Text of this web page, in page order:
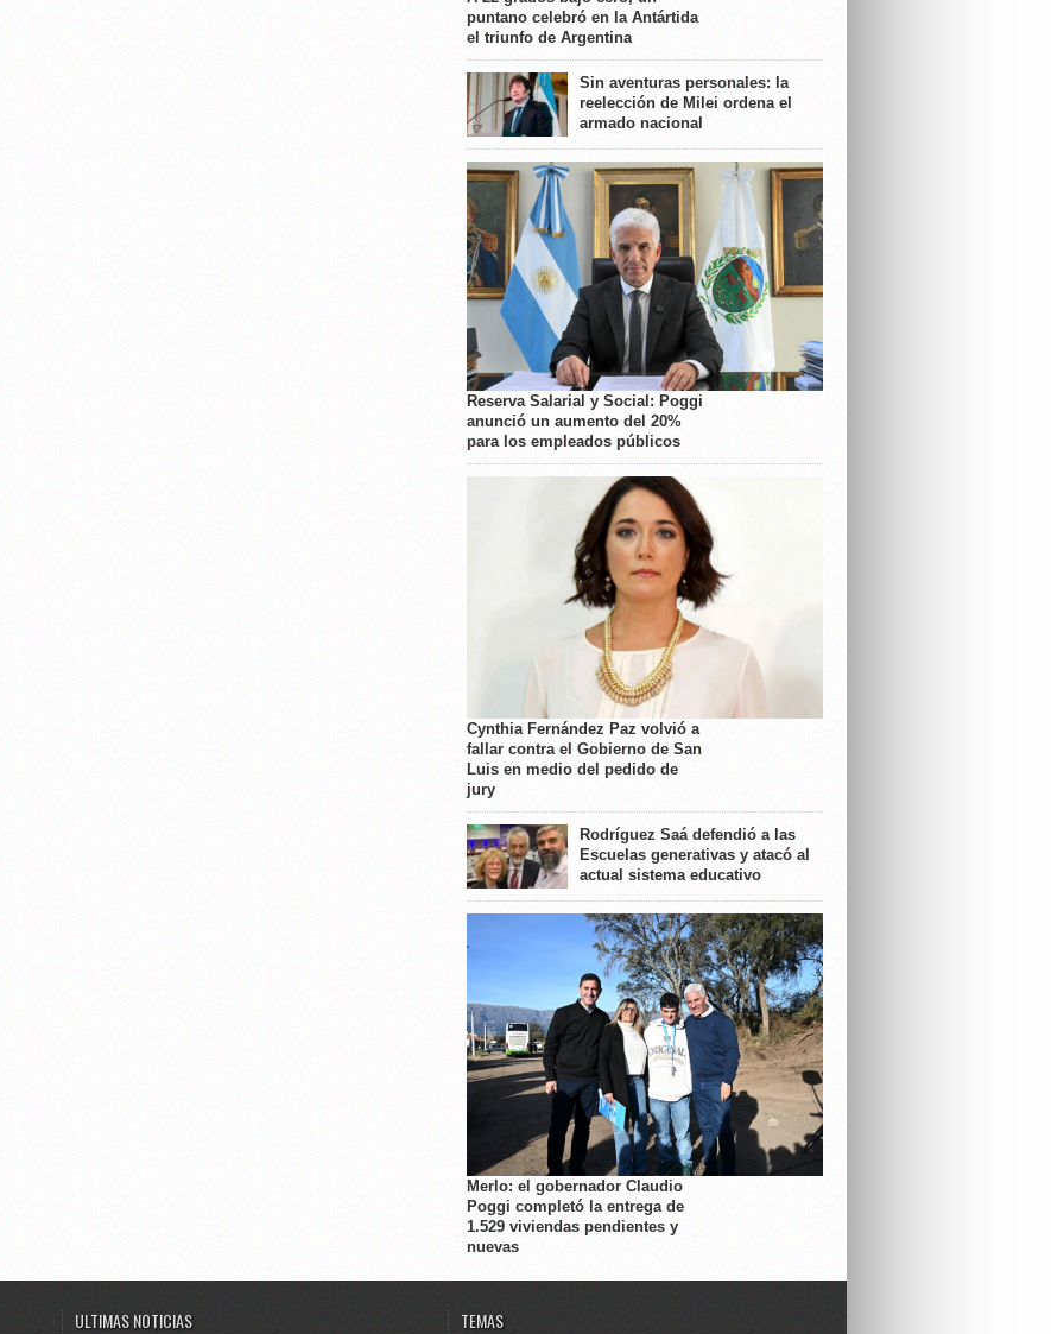
puntano celebró en la Antártida
el triunfo de Argentina
Sin aventuras personales: la
reelección de Milei ordena el
armado nacional
Reserva Salarial y Social: Poggi
anunció un aumento del 20%
para los empleados públicos
Cynthia Fernández Paz volvió a
fallar contra el Gobierno de San
Luis en medio del pedido de
jury
Rodríguez Saá defendió a las
Escuelas generativas y atacó al
actual sistema educativo
Merlo: el gobernador Claudio
Poggi completó la entrega de
1.529 viviendas pendientes y
nuevas
ULTIMAS NOTICIAS TEMAS